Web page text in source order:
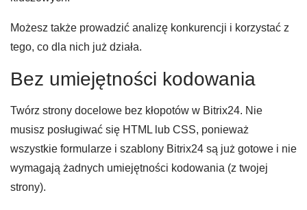
Możesz także prowadzić analizę konkurencji i korzystać z
tego, co dla nich już działa.
Bez umiejętności kodowania
Twórz strony docelowe bez kłopotów w Bitrix24. Nie
musisz posługiwać się HTML lub CSS, ponieważ
wszystkie formularze i szablony Bitrix24 są już gotowe i nie
wymagają żadnych umiejętności kodowania (z twojej
strony).